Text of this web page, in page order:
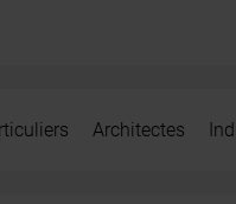
Architectes